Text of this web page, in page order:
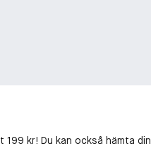
199 kr! Du kan också hämta